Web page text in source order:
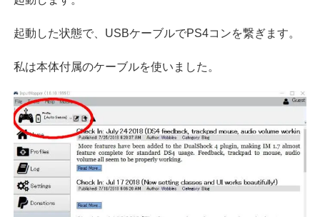
起動した状態で、USBケーブルでPS4コンを繋ぎます。
私は本体付属のケーブルを使いました。